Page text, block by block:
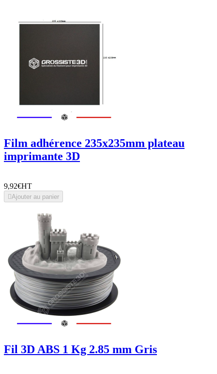
Film adhérence 235x235mm plateau
imprimante 3D
9,92€HT
Ajouter au panier
Fil 3D ABS 1 Kg 2.85 mm Gris